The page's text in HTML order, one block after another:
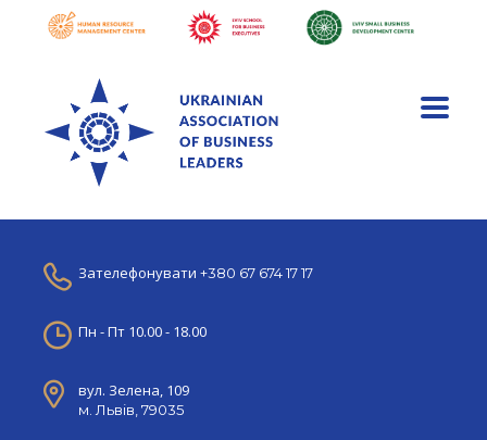
Зателефонувати +380 67 674 17 17
Пн - Пт 10.00 - 18.00
вул. Зелена, 109
м. Львів, 79035